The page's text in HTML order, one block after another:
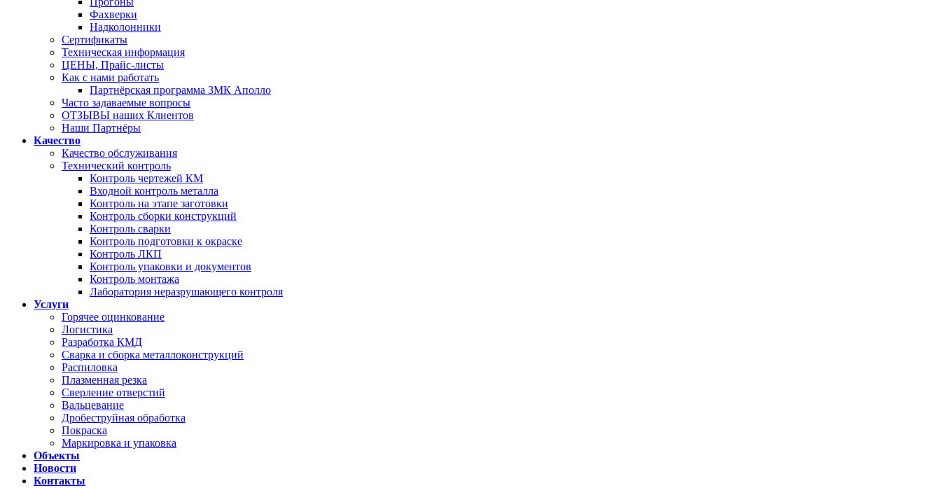
Фахверки
Надколонники
Сертификаты
Техническая информация
ЦЕНЫ, Прайс-листы
Как с нами работать
Партнёрская программа ЗМК Аполло
Часто задаваемые вопросы
ОТЗЫВЫ наших Клиентов
Наши Партнёры
Качество
Качество обслуживания
Технический контроль
Контроль чертежей КМ
Входной контроль металла
Контроль на этапе заготовки
Контроль сборки конструкций
Контроль сварки
Контроль подготовки к окраске
Контроль ЛКП
Контроль упаковки и документов
Контроль монтажа
Лаборатория неразрушающего контроля
Услуги
Горячее оцинкование
Логистика
Разработка КМД
Сварка и сборка металлоконструкций
Распиловка
Плазменная резка
Сверление отверстий
Вальцевание
Дробеструйная обработка
Покраска
Маркировка и упаковка
Объекты
Новости
Контакты